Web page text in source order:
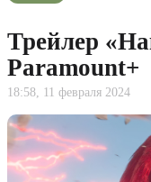
Трейлер
Paramount+
18:58, 11 февраля 2024